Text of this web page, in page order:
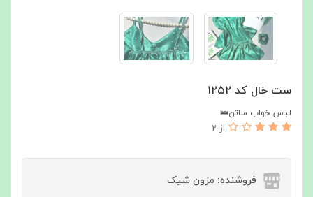
ست خال کد ۱۲۵۲
لباس خواب ساتن🛌
از 2
فروشنده: مزون شیک